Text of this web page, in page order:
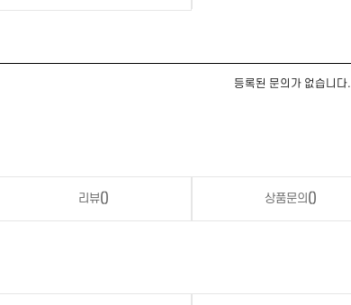
등록된 문의가 없습니다.
리뷰() 상품문의 ()